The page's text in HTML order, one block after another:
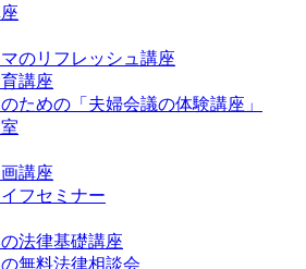
のリフレッシュ講座
講座
ための「夫婦会議の体験講座」
講座
フセミナー
法律基礎講座
無料法律相談会